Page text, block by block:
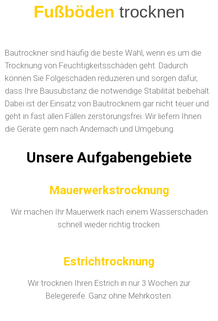
trocknen
Bautrockner sind häufig die beste Wahl, wenn es um die
Trocknung von Feuchtigkeitsschäden geht. Dadurch
können Sie Folgeschäden reduzieren und sorgen dafür,
dass Ihre Bausubstanz die notwendige Stabilität beibehält.
Dabei ist der Einsatz von Bautrocknern gar nicht teuer und
geht in fast allen Fällen zerstörungsfrei. Wir liefern Ihnen
die Geräte gern nach Andernach und Umgebung.
Unsere Aufgabengebiete
Mauerwerkstrocknung
Wir machen Ihr Mauerwerk nach einem Wasserschaden
schnell wieder richtig trocken.
Estrichtrocknung
Wir trocknen Ihren Estrich in nur 3 Wochen zur
Belegereife. Ganz ohne Mehrkosten.